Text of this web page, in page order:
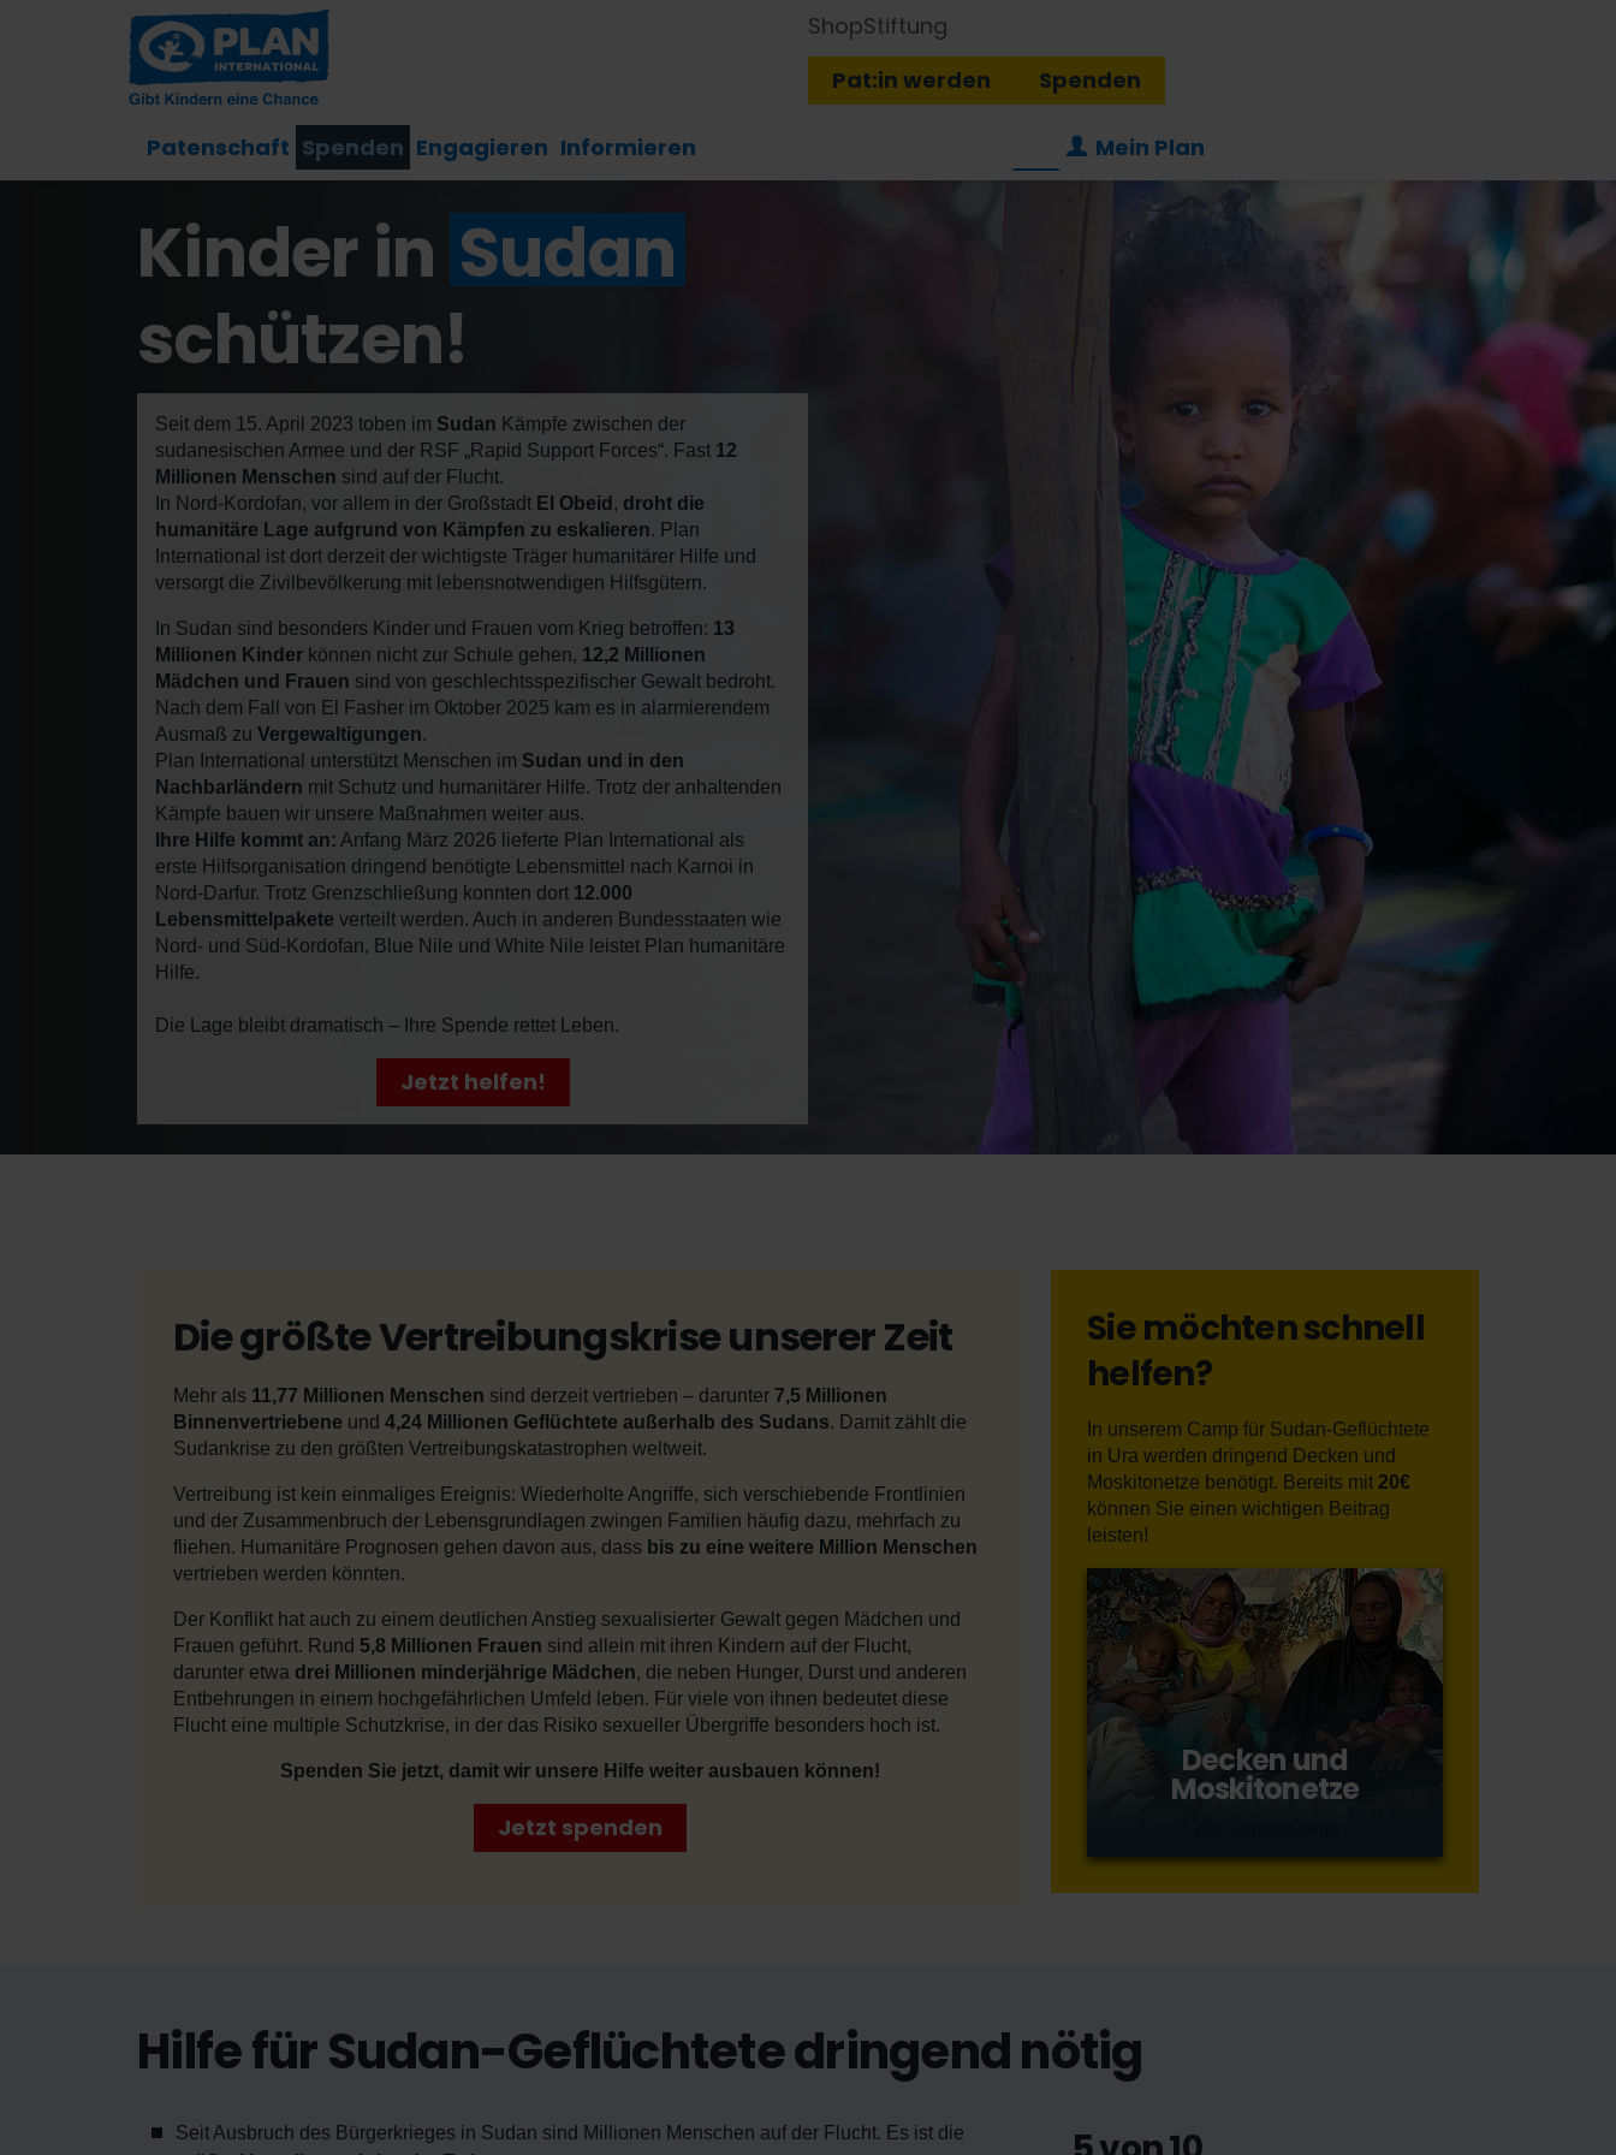
Patenschaft Spenden Engagieren Informieren Mein Plan
Pat:in werden Spenden
ShopStiftung
Kinder in Sudan
schützen!
Seit dem 15. April 2023 toben im Sudan Kämpfe zwischen der
sudanesischen Armee und der RSF „Rapid Support Forces“. Fast 12
Millionen Menschen sind auf der Flucht.
In Nord-Kordofan, vor allem in der Großstadt El Obeid , droht die
humanitäre Lage aufgrund von Kämpfen zu eskalieren. Plan
International ist dort derzeit der wichtigste Träger humanitärer Hilfe und
versorgt die Zivilbevölkerung mit lebensnotwendigen Hilfsgütern.
In Sudan sind besonders Kinder und Frauen vom Krieg betroffen: 13
Millionen Kinder können nicht zur Schule gehen, 12,2 Millionen
Mädchen und Frauen sind von geschlechtsspezifischer Gewalt bedroht.
Nach dem Fall von El Fasher im Oktober 2025 kam es in alarmierendem
Ausmaß zu Vergewaltigungen.
Plan International unterstützt Menschen im Sudan und in den
Nachbarländern mit Schutz und humanitärer Hilfe. Trotz der anhaltenden
Kämpfe bauen wir unsere Maßnahmen weiter aus.
Ihre Hilfe kommt an: Anfang März 2026 lieferte Plan International als
erste Hilfsorganisation dringend benötigte Lebensmittel nach Karnoi in
Nord-Darfur. Trotz Grenzschließung konnten dort 12.000
Lebensmittelpakete verteilt werden. Auch in anderen Bundesstaaten wie
Nord- und Süd-Kordofan, Blue Nile und White Nile leistet Plan humanitäre
Hilfe.
Die Lage bleibt dramatisch – Ihre Spende rettet Leben.
Jetzt helfen!
Die größte Vertreibungskrise unserer Zeit
Mehr als 11,77 Millionen Menschen sind derzeit vertrieben – darunter 7,5 Millionen
Binnenvertriebene und 4,24 Millionen Geflüchtete außerhalb des Sudans. Damit zählt die
Sudankrise zu den größten Vertreibungskatastrophen weltweit.
Vertreibung ist kein einmaliges Ereignis: Wiederholte Angriffe, sich verschiebende Frontlinien
und der Zusammenbruch der Lebensgrundlagen zwingen Familien häufig dazu, mehrfach zu
fliehen. Humanitäre Prognosen gehen davon aus, dass bis zu eine weitere Million Menschen
vertrieben werden könnten.
Der Konflikt hat auch zu einem deutlichen Anstieg sexualisierter Gewalt gegen Mädchen und
Frauen geführt. Rund 5,8 Millionen Frauen sind allein mit ihren Kindern auf der Flucht,
darunter etwa drei Millionen minderjährige Mädchen, die neben Hunger, Durst und anderen
Entbehrungen in einem hochgefährlichen Umfeld leben. Für viele von ihnen bedeutet diese
Flucht eine multiple Schutzkrise, in der das Risiko sexueller Übergriffe besonders hoch ist.
Spenden Sie jetzt, damit wir unsere Hilfe weiter ausbauen können!
Jetzt spenden
Sie möchten schnell
helfen?
In unserem Camp für Sudan-Geflüchtete
in Ura werden dringend Decken und
Moskitonetze benötigt. Bereits mit 20€
können Sie einen wichtigen Beitrag
leisten!
Decken und
Moskitonetze
Hilfe für Sudan-Geflüchtete dringend nötig
Seit Ausbruch des Bürgerkrieges in Sudan sind Millionen Menschen auf der Flucht. Es ist die